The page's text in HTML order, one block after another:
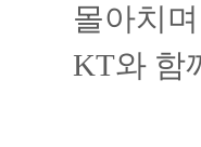
몰아치
KT와 함